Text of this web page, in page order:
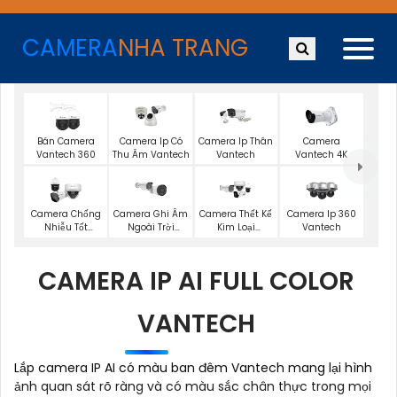
CAMERANHA TRANG
Bán Camera
Vantech 360
Camera Ip Có
Thu Âm Vantech
Camera Ip Thân
Vantech
Camera
Vantech 4K
Camera Chống
Nhiễu Tốt
Camera Ghi Âm
Ngoài Trời
Camera Thết Kế
Kim Loại
Camera Ip 360
Vantech
CAMERA IP AI FULL COLOR
VANTECH
Lắp camera IP AI có màu ban đêm Vantech mang lại hình
ảnh quan sát rõ ràng và có màu sắc chân thực trong mọi